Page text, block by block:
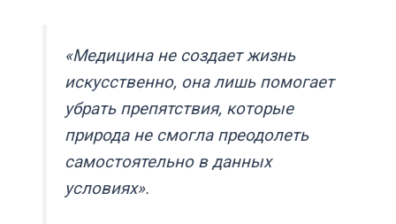
«Медицина не создает жизнь
искусственно, она лишь помогает
убрать препятствия, которые
природа не смогла преодолеть
самостоятельно в данных
условиях».